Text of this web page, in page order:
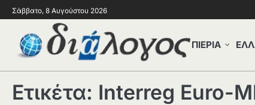
Σάββατο, 8 Αυγούστου 2026
ΠΙΕΡΙΑ
Ετικέτα: Interreg Euro-